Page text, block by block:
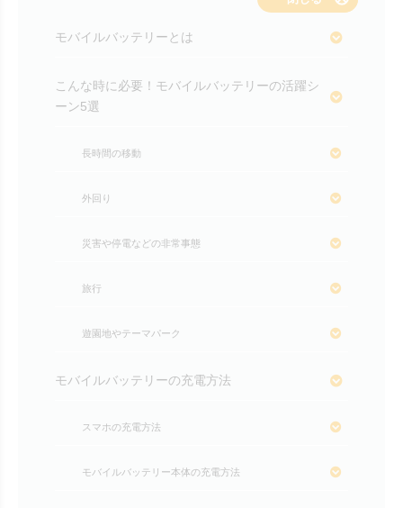
モバイルバッテリーとは
こんな時に必要！モバイルバッテリーの活躍シ
ーン5選
長時間の移動
外回り
災害や停電などの非常事態
旅行
遊園地やテーマパーク
モバイルバッテリーの充電方法
スマホの充電方法
モバイルバッテリー本体の充電方法